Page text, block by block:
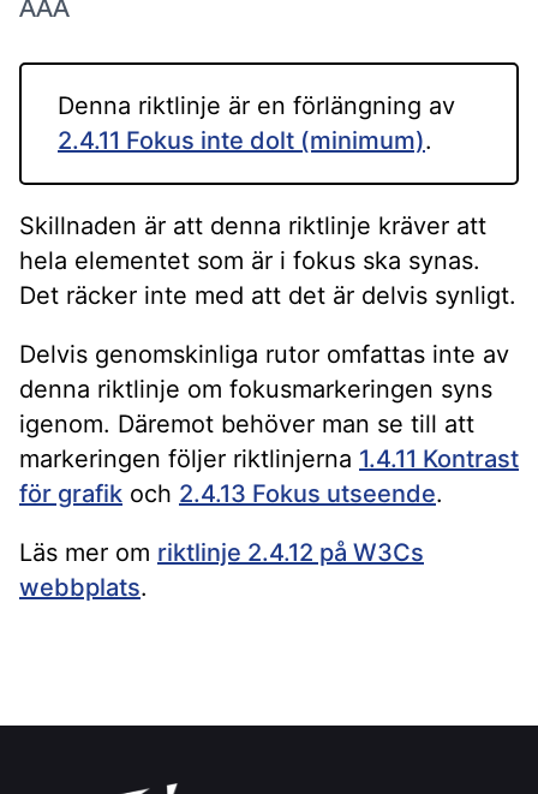
AAA
Denna riktlinje är en förlängning av
2.4.11 Fokus inte dolt (minimum).
Skillnaden är att denna riktlinje kräver att
hela elementet som är i fokus ska synas.
Det räcker inte med att det är delvis synligt.
Delvis genomskinliga rutor omfattas inte av
denna riktlinje om fokusmarkeringen syns
igenom. Däremot behöver man se till att
markeringen följer riktlinjerna 1.4.11 Kontrast
för grafik och 2.4.13 Fokus utseende.
Läs mer om riktlinje 2.4.12 på W3Cs
webbplats.